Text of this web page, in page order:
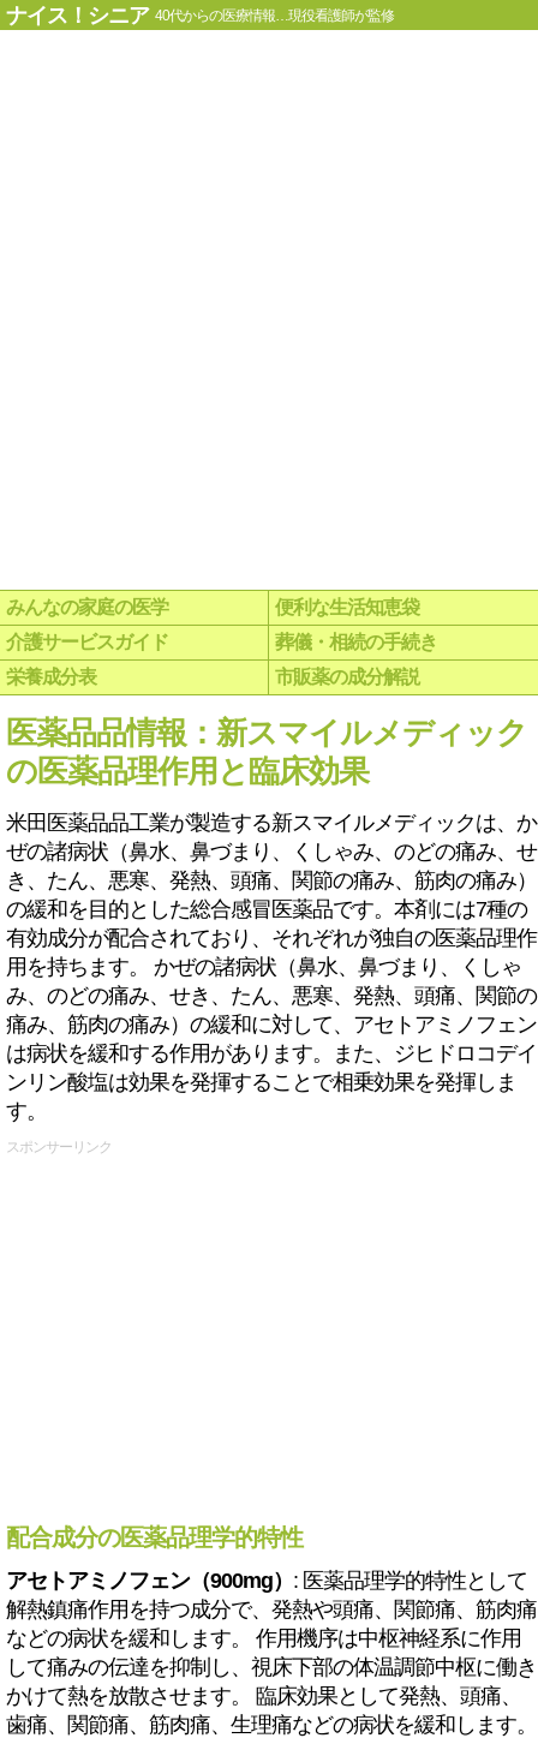
ナイス！シニア 40代からの医療情報…現役看護師が監修
みんなの家庭の医学
便利な生活知恵袋
介護サービスガイド
葬儀・相続の手続き
栄養成分表
市販薬の成分解説
医薬品品情報：新スマイルメディック
の医薬品理作用と臨床効果
米田医薬品品工業が製造する新スマイルメディックは、か
ぜの諸病状（鼻水、鼻づまり、くしゃみ、のどの痛み、せ
き、たん、悪寒、発熱、頭痛、関節の痛み、筋肉の痛み）
の緩和を目的とした総合感冒医薬品です。本剤には7種の
有効成分が配合されており、それぞれが独自の医薬品理作
用を持ちます。 かぜの諸病状（鼻水、鼻づまり、くしゃ
み、のどの痛み、せき、たん、悪寒、発熱、頭痛、関節の
痛み、筋肉の痛み）の緩和に対して、アセトアミノフェン
は病状を緩和する作用があります。また、ジヒドロコデイ
ンリン酸塩は効果を発揮することで相乗効果を発揮しま
す。
スポンサーリンク
配合成分の医薬品理学的特性
アセトアミノフェン（900mg） : 医薬品理学的特性として
解熱鎮痛作用を持つ成分で、発熱や頭痛、関節痛、筋肉痛
などの病状を緩和します。 作用機序は中枢神経系に作用
して痛みの伝達を抑制し、視床下部の体温調節中枢に働き
かけて熱を放散させます。 臨床効果として発熱、頭痛、
歯痛、関節痛、筋肉痛、生理痛などの病状を緩和します。